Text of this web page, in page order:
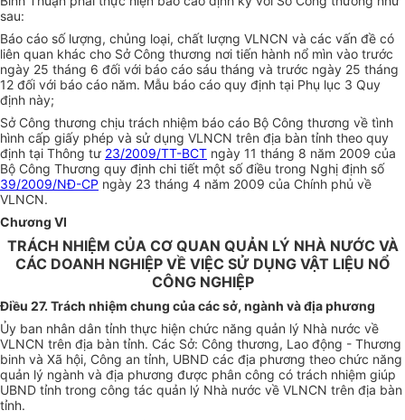
sau:
Báo cáo số lượng, chủng loại, chất lượng VLNCN và các vấn đề có
liên quan khác cho Sở Công thương nơi tiến hành nổ mìn vào trước
ngày 25 tháng 6 đối với báo cáo sáu tháng và trước ngày 25 tháng
12 đối với báo cáo năm. Mẫu báo cáo quy định tại Phụ lục 3 Quy
định này;
Sở Công thương chịu trách nhiệm báo cáo Bộ Công thương về tình
hình cấp giấy phép và sử dụng VLNCN trên địa bàn tỉnh theo quy
định tại Thông tư 23/2009/TT-BCT ngày 11 tháng 8 năm 2009 của
Bộ Công Thương quy định chi tiết một số điều trong Nghị định số
39/2009/NĐ-CP ngày 23 tháng 4 năm 2009 của Chính phủ về
VLNCN.
Chương VI
TRÁCH NHIỆM CỦA CƠ QUAN QUẢN LÝ NHÀ NƯỚC VÀ
CÁC DOANH NGHIỆP VỀ VIỆC SỬ DỤNG VẬT LIỆU NỔ
CÔNG NGHIỆP
Điều 27. Trách nhiệm chung của các sở, ngành và địa phương
Ủy ban nhân dân tỉnh thực hiện chức năng quản lý Nhà nước về
VLNCN trên địa bàn tỉnh. Các Sở: Công thương, Lao động - Thương
binh và Xã hội, Công an tỉnh, UBND các địa phương theo chức năng
quản lý ngành và địa phương được phân công có trách nhiệm giúp
UBND tỉnh trong công tác quản lý Nhà nước về VLNCN trên địa bàn
tỉnh.